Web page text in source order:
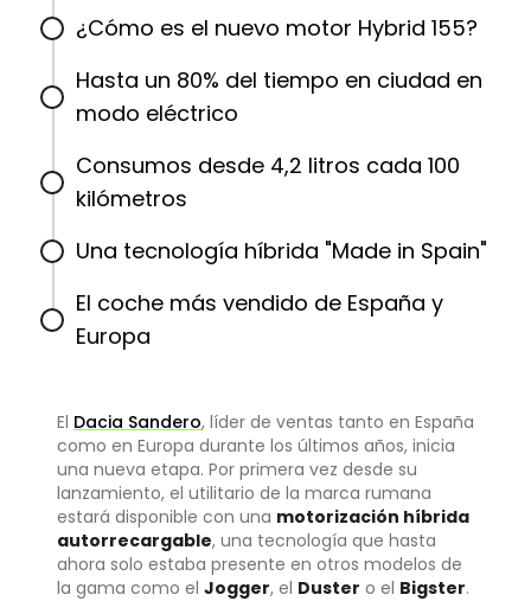
¿Cómo es el nuevo motor Hybrid 155?
Hasta un 80% del tiempo en ciudad en
modo eléctrico
Consumos desde 4,2 litros cada 100
kilómetros
Una tecnología híbrida "Made in Spain"
El coche más vendido de España y
Europa
El Dacia Sandero, líder de ventas tanto en España
como en Europa durante los últimos años, inicia
una nueva etapa. Por primera vez desde su
lanzamiento, el utilitario de la marca rumana
estará disponible con una motorización híbrida
autorrecargable, una tecnología que hasta
ahora solo estaba presente en otros modelos de
la gama como el Jogger, el Duster o el Bigster.